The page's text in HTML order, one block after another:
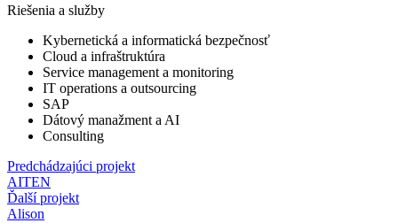
Riešenia a služby
Kybernetická a informatická bezpečnosť
Cloud a infraštruktúra
Service management a monitoring
IT operations a outsourcing
SAP
Dátový manažment a AI
Consulting
Predchádzajúci projekt
AITEN
Ďalší projekt
Alison